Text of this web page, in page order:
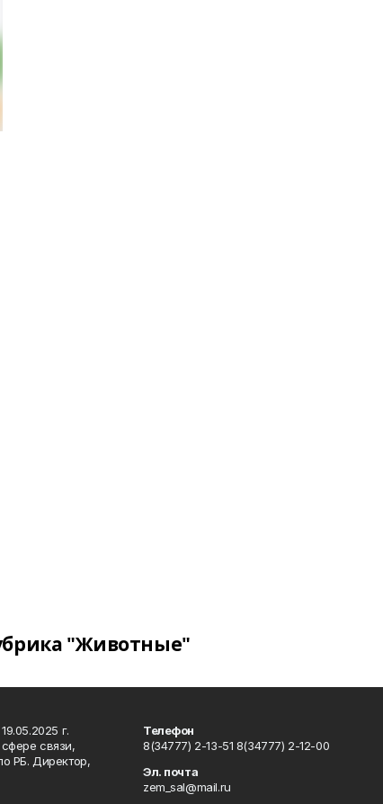
"Животные"
г.
связи,
РБ. Директор,
Телефон
8(34777) 2-13-51 8(34777) 2-12-00
Эл. почта
zem_sal@mail.ru